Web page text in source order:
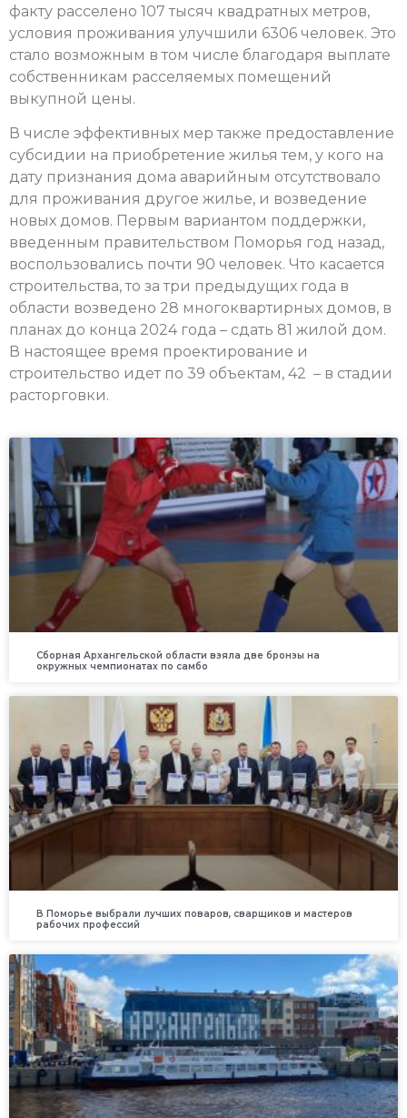
факту расселено 107 тысяч квадратных метров,
условия проживания улучшили 6306 человек. Это
стало возможным в том числе благодаря выплате
собственникам расселяемых помещений
выкупной цены.
В числе эффективных мер также предоставление
субсидии на приобретение жилья тем, у кого на
дату признания дома аварийным отсутствовало
для проживания другое жилье, и возведение
новых домов. Первым вариантом поддержки,
введенным правительством Поморья год назад,
воспользовались почти 90 человек. Что касается
строительства, то за три предыдущих года в
области возведено 28 многоквартирных домов, в
планах до конца 2024 года – сдать 81 жилой дом.
В настоящее время проектирование и
строительство идет по 39 объектам, 42 – в стадии
расторговки.
Сборная Архангельской области взяла две бронзы на
окружных чемпионатах по самбо
В Поморье выбрали лучших поваров, сварщиков и мастеров
рабочих профессий